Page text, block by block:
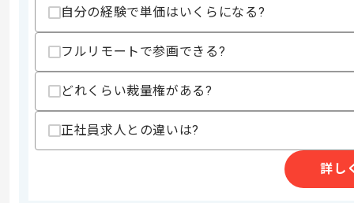
精算基準時間
140時間〜180時間
支払いサイト
15日
その他募集要項
商談回数
募集人数
自分の経験で単価はいくらになる?
フルリモートで参画できる?
どれくらい裁量権がある?
正社員求人との違いは?
詳し